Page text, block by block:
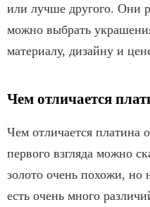
или лучше другого. Они
можно выбрать
материалу, дизайну и
Чем отличается
Чем отличается платина
первого взгляда можно
золото очень похожи,
есть очень много